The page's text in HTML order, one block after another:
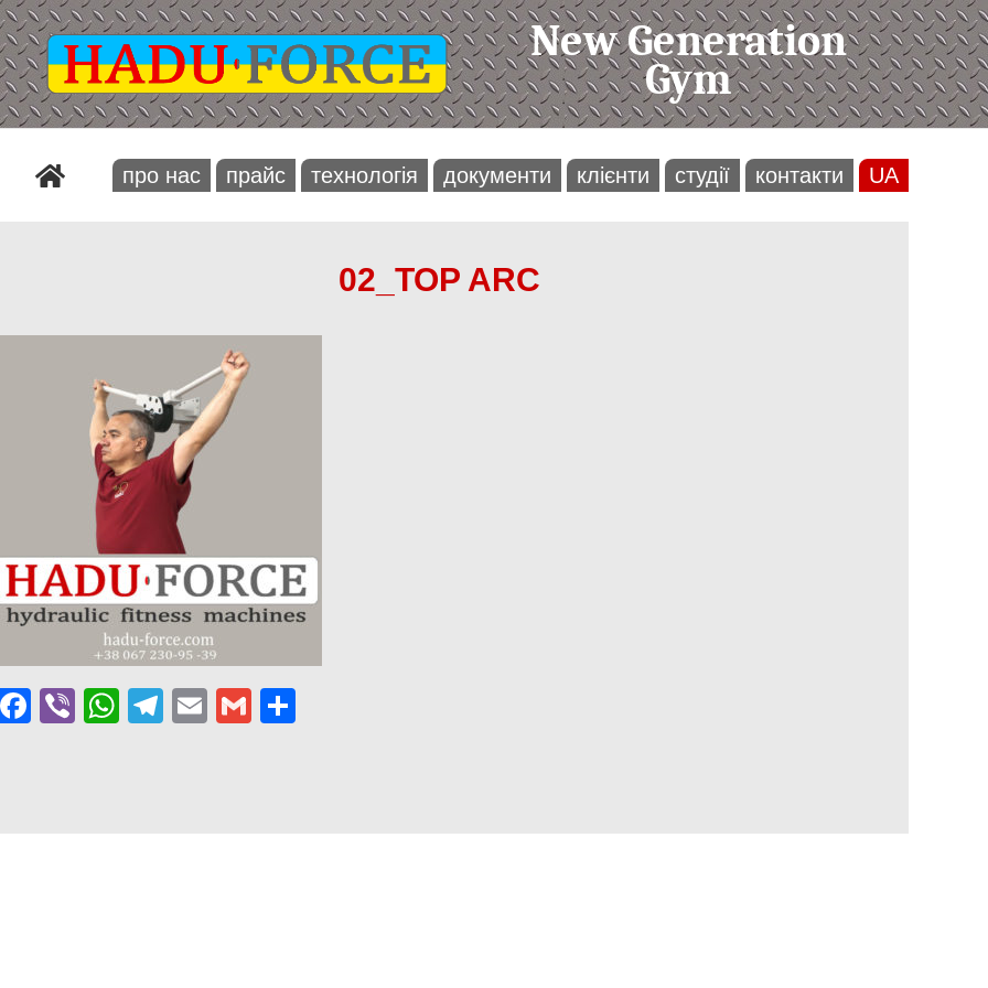
New Generation
Gym
про нас прайс технологiя документи клієнти студії контакти UA
02_TOP ARC
Facebook
ViberWhatsApp
Telegram
EmailGmail